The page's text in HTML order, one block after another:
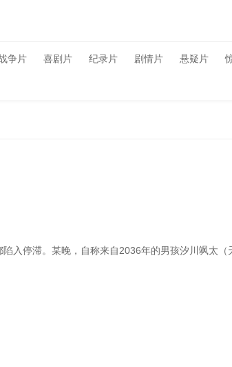
争片 喜剧片 纪录片 剧情片 悬疑片
入停滞。某晚，自称来自2036年的男孩汐川飒太（